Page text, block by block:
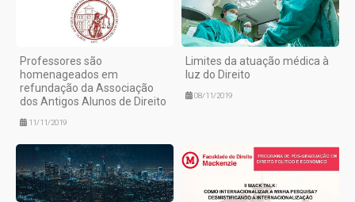
Professores são
homenageados em
refundação da Associação
dos Antigos Alunos de Direito
11/11/2019
Limites da atuação médica à
luz do Direito
08/11/2019